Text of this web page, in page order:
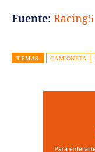
Fuente: Racing5
TEMAS CAMIONETA